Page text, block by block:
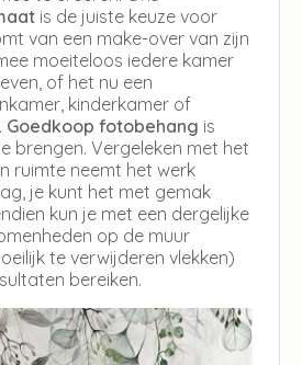
is de juiste keuze voor
van een make-over van zijn
moeiteloos iedere kamer
of het nu een
kinderkamer of
Goedkoop fotobehang is
brengen. Vergeleken met het
ruimte neemt het werk
je kunt het met gemak
kun je met een dergelijke
op de muur
te verwijderen vlekken)
bereiken.